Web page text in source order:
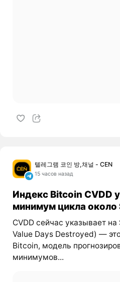
텔레그램 코인 방,채널 - CEN
15 часов назад
Индекс Bitcoin CVDD
минимум цикла
CVDD сейчас указывает
Value Days Destroyed) —
Bitcoin, модель
минимумов...